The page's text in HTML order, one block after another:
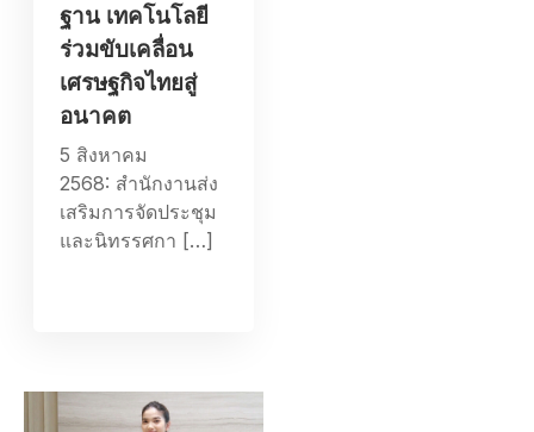
ฐาน เทคโนโลยี
ร่วมขับเคลื่อน
เศรษฐกิจไทยสู่
อนาคต
5 สิงหาคม
2568: สำนักงานส่ง
เสริมการจัดประชุม
และนิทรรศกา […]